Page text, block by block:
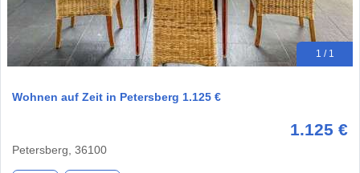
1 / 1
Wohnen auf Zeit in Petersberg 1.125 €
1.125 €
Petersberg, 36100